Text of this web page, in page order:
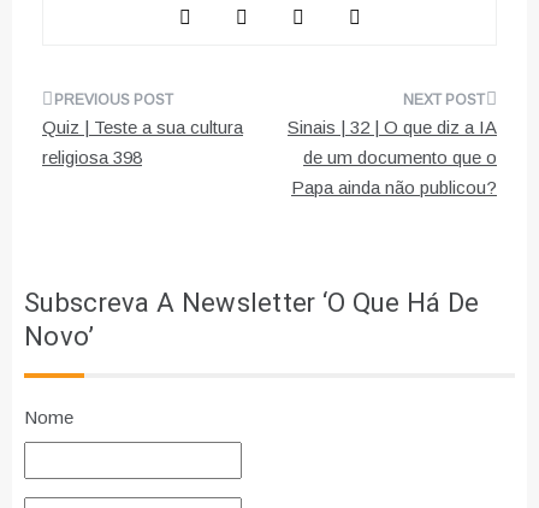
Navegação
de
Quiz | Teste a sua cultura
religiosa 398
Sinais | 32 | O que diz a IA
de um documento que o
Papa ainda não publicou?
Subscreva A Newsletter ‘O Que Há De
Novo’
Nome